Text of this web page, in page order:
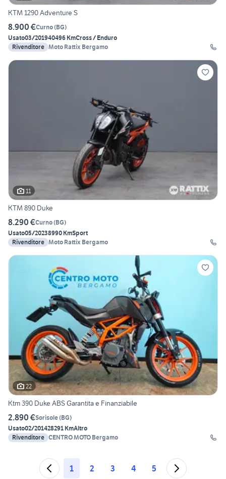
KTM 1290 Adventure S
8.900 €Curno(BG)
Usato03/201940496 KmCross / Enduro
Rivenditore Moto Rattix Bergamo
11
KTM 890 Duke
8.290 €Curno(BG)
Usato05/20238990 KmSport
Rivenditore Moto Rattix Bergamo
22
Ktm 390 Duke ABS Garantita e Finanziabile
2.890 €Sorisole(BG)
Usato02/201428291 KmAltro
Rivenditore CENTRO MOTO Bergamo
1 2 3 4 5